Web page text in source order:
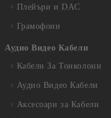
Плейъри и DAC
Грамофони
Аудио Видео Кабели
Кабели За Тонколони
Аудио Видео Кабели
Аксесоари за Кабели